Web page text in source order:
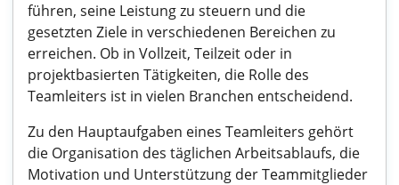
führen, seine Leistung zu steuern und die
gesetzten Ziele in verschiedenen Bereichen zu
erreichen. Ob in Vollzeit, Teilzeit oder in
projektbasierten Tätigkeiten, die Rolle des
Teamleiters ist in vielen Branchen entscheidend.
Zu den Hauptaufgaben eines Teamleiters gehört
die Organisation des täglichen Arbeitsablaufs, die
Motivation und Unterstützung der Teammitglieder